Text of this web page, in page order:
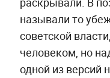
называли то
советской
человеком, но
одной из версий